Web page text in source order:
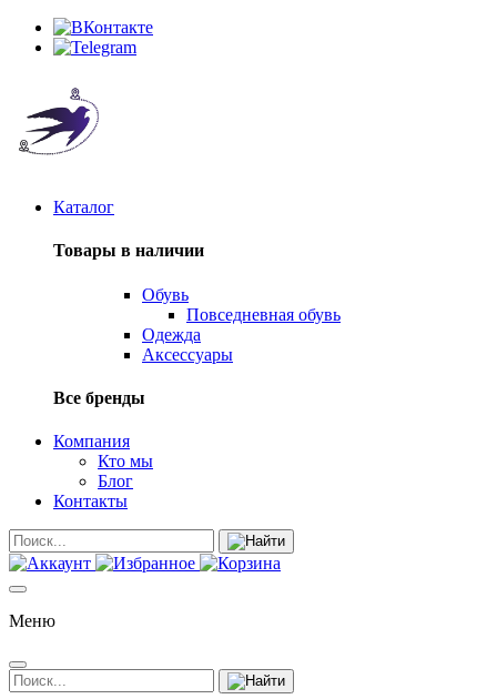
Каталог
Товары в наличии
Обувь
Повседневная обувь
Одежда
Аксессуары
Все бренды
Компания
Кто мы
Блог
Контакты
Меню